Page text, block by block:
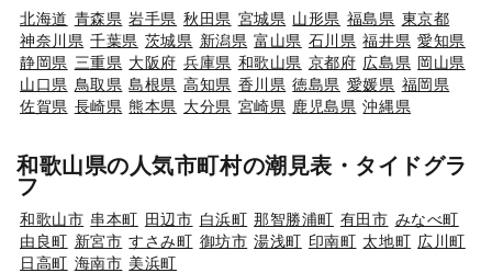
北海道 青森県 岩手県 秋田県 宮城県 山形県 福島県 東京都
神奈川県 千葉県 茨城県 新潟県 富山県 石川県 福井県 愛知県
静岡県 三重県 大阪府 兵庫県 和歌山県 京都府 広島県 岡山県
山口県 鳥取県 島根県 高知県 香川県 徳島県 愛媛県 福岡県
佐賀県 長崎県 熊本県 大分県 宮崎県 鹿児島県 沖縄県
和歌山県の人気市町村の潮見表・タイドグラ
フ
和歌山市 串本町 田辺市 白浜町 那智勝浦町 有田市 みなべ町
由良町 新宮市 すさみ町 御坊市 湯浅町 印南町 太地町 広川町
日高町 海南市 美浜町